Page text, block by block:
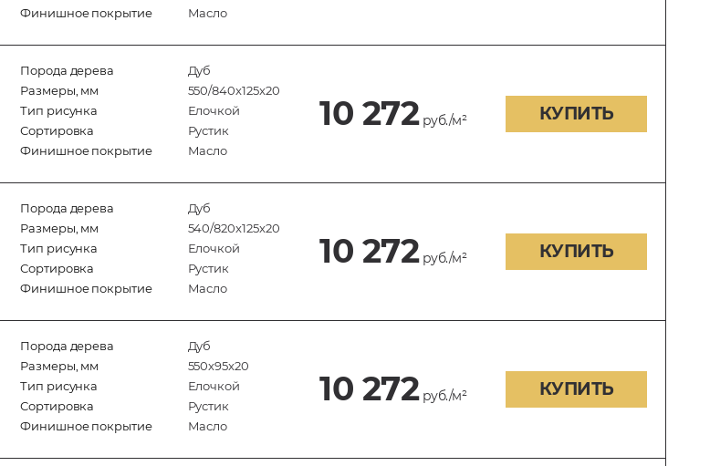
Финишное покрытие
Масло
Порода дерева
Дуб
Размеры, мм
550/840x125x20
Тип рисунка
Елочкой
Сортировка
Рустик
Финишное покрытие
Масло
10 272руб./м² КУПИТЬ
Порода дерева
Дуб
Размеры, мм
540/820x125x20
Тип рисунка
Елочкой
Сортировка
Рустик
Финишное покрытие
Масло
10 272руб./м² КУПИТЬ
Порода дерева
Дуб
Размеры, мм
550x95x20
Тип рисунка
Елочкой
Сортировка
Рустик
Финишное покрытие
Масло
10 272руб./м² КУПИТЬ